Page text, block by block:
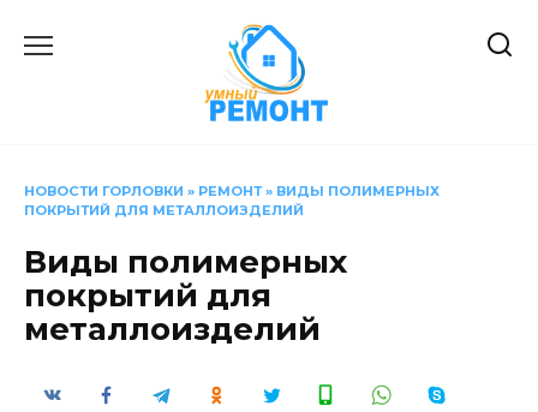
НОВОСТИ ГОРЛОВКИ » РЕМОНТ» ВИДЫ ПОЛИМЕРНЫХ
ПОКРЫТИЙ ДЛЯ МЕТАЛЛОИЗДЕЛИЙ
Виды полимерных
покрытий для
металлоизделий